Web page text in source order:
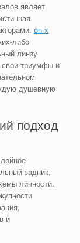
являет
on-x
либо
линзу
свои триумфы и
душевную
подход
задник,
личности.
и